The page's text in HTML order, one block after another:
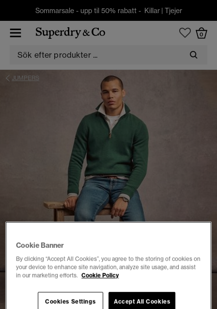
Sommarsale - upp til 50% rabatt - Killar| Tjejer
0
JUMPERS
1 2 3 5 6 7
Cookie Banner
By clicking “Accept All Cookies”, you agree to the storing of cookies on
your device to enhance site navigation, analyze site usage, and assist
in our marketing efforts. Cookie Policy
Accept All Cookies
Cookies Settings